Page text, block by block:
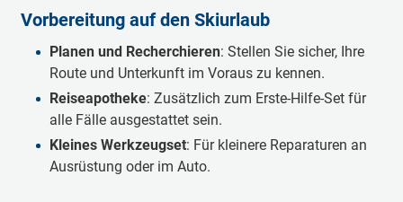
Vorbereitung auf den Skiurlaub
Planen und Recherchieren: Stellen Sie sicher, Ihre
Route und Unterkunft im Voraus zu kennen.
Reiseapotheke: Zusätzlich zum Erste-Hilfe-Set für
alle Fälle ausgestattet sein.
Kleines Werkzeugset: Für kleinere Reparaturen an
Ausrüstung oder im Auto.